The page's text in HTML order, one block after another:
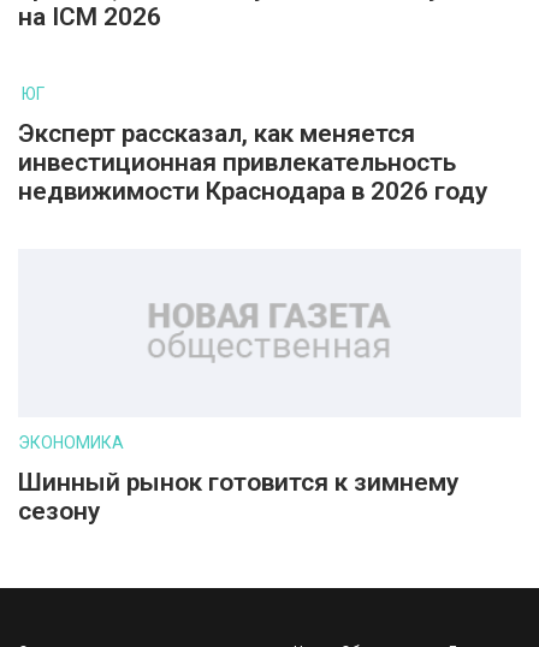
на ICM 2026
ЮГ
Эксперт рассказал, как меняется
инвестиционная привлекательность
недвижимости Краснодара в 2026 году
ЭКОНОМИКА
Шинный рынок готовится к зимнему
сезону